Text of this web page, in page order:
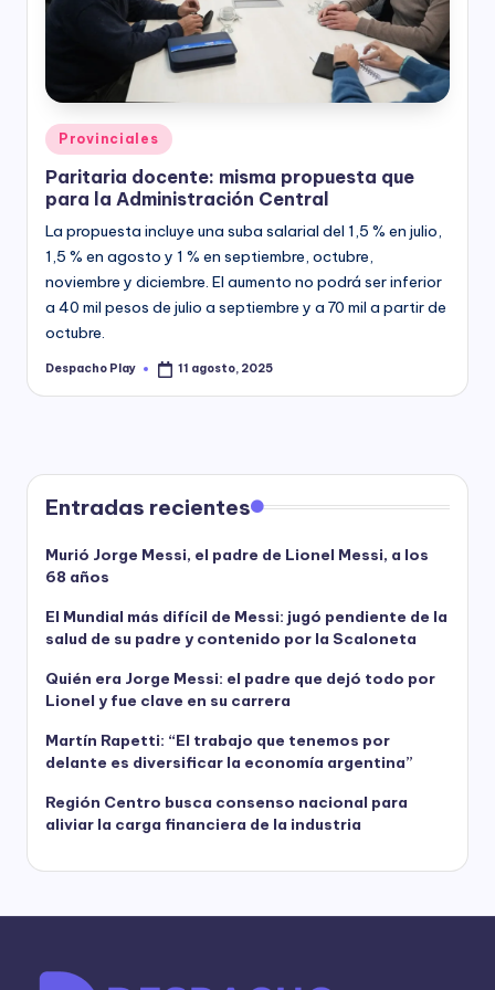
y
Posted
in
Provinciales
Paritaria docente: misma propuesta que
para la Administración Central
La propuesta incluye una suba salarial del 1,5 % en julio,
1,5 % en agosto y 1 % en septiembre, octubre,
noviembre y diciembre. El aumento no podrá ser inferior
a 40 mil pesos de julio a septiembre y a 70 mil a partir de
octubre.
Posted
Despacho Play 11 agosto, 2025
Entradas recientes
Murió Jorge Messi, el padre de Lionel Messi, a los
68 años
El Mundial más difícil de Messi: jugó pendiente de la
salud de su padre y contenido por la Scaloneta
Quién era Jorge Messi: el padre que dejó todo por
Lionel y fue clave en su carrera
Martín Rapetti: “El trabajo que tenemos por
delante es diversificar la economía argentina”
Región Centro busca consenso nacional para
aliviar la carga financiera de la industria